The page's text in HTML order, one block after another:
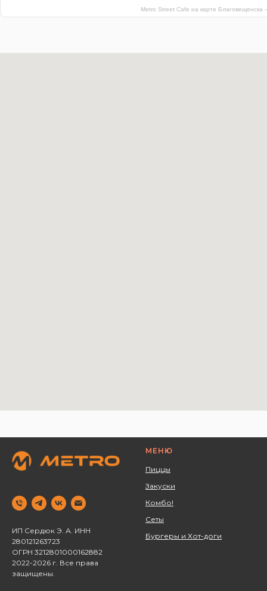
Metro Street Cafe на карте
ИП Сердюк Э. А. ИНН
280121263723 ‌
ОГРН 3212801000162882
2022-2026 г. Все права
защищены.
МЕНЮ
Пиццы
Закуски
Комбо!
Сеты
Бургеры и Хот-доги